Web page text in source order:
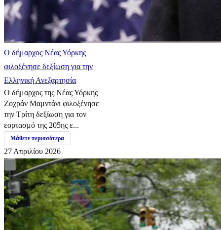
Ο δήμαρχος Νέας Υόρκης
φιλοξένησε δεξίωση για την
Ελληνική Ανεξαρτησία
Ο δήμαρχος της Νέας Υόρκης
Ζοχράν Μαμντάνι φιλοξένησε
την Τρίτη δεξίωση για τον
εορτασμό της 205ης ε...
Μάθετε περισσότερα
27 Απριλίου 2026